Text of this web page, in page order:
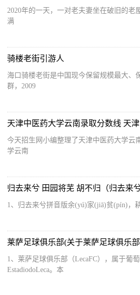
2020年的一天，一对老夫妻坐在破旧的老
满
骑楼老街引游人
海口骑楼老街是中国现今保留规模最大、
群，2009
今天招生网小编整理了天津中医药大学云
学云南
归去来兮 田园将芜 胡不归（归去来
1、归去来兮拼音版余(yú)家(jiā)贫(pín)，
莱萨足球俱乐部(关于莱萨足球俱乐
1、莱萨足球俱乐部（LecaFC），属于葡
EstadiodoLeca。本